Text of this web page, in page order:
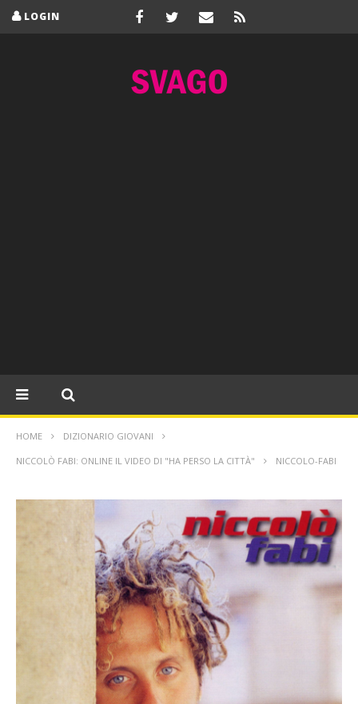
LOGIN
HOME DIZIONARIO GIOVANI
NICCOLÒ FABI: ONLINE IL VIDEO DI "HA PERSO LA CITTÀ" NICCOLO-FABI